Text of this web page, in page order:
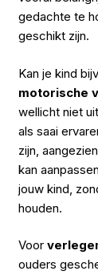
gedachte te
geschikt zijn.
Kan je kind
motorische
wellicht niet
als saai
zijn,
kan
jouw kind,
houden.
Voor
ouders